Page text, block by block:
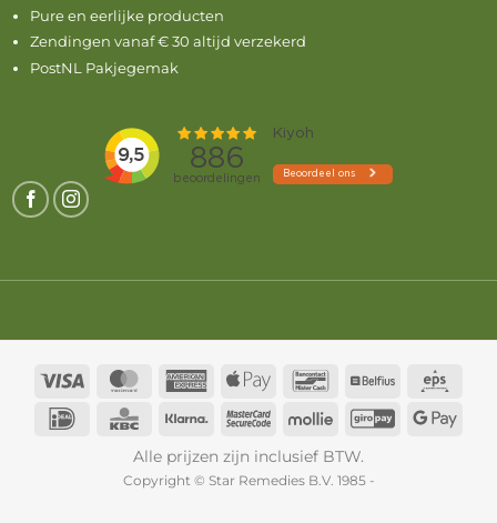
Pure en eerlijke producten
Zendingen vanaf € 30 altijd verzekerd
PostNL Pakjegemak
Visa MasterCardAmericanApple
BancontactBelfius
IDeal
KBC Klarna
MasterCard
Mollie GiroPay
Alle prijzen zijn inclusief BTW.
Copyright © Star Remedies B.V. 1985 -